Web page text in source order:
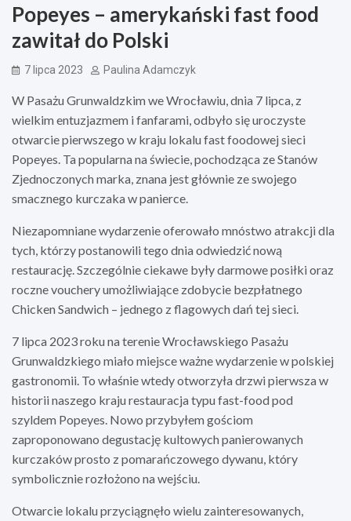
Popeyes – amerykański fast food
zawitał do Polski
7 lipca 2023 Paulina Adamczyk
W Pasażu Grunwaldzkim we Wrocławiu, dnia 7 lipca, z
wielkim entuzjazmem i fanfarami, odbyło się uroczyste
otwarcie pierwszego w kraju lokalu fast foodowej sieci
Popeyes. Ta popularna na świecie, pochodząca ze Stanów
Zjednoczonych marka, znana jest głównie ze swojego
smacznego kurczaka w panierce.
Niezapomniane wydarzenie oferowało mnóstwo atrakcji dla
tych, którzy postanowili tego dnia odwiedzić nową
restaurację. Szczególnie ciekawe były darmowe posiłki oraz
roczne vouchery umożliwiające zdobycie bezpłatnego
Chicken Sandwich – jednego z flagowych dań tej sieci.
7 lipca 2023 roku na terenie Wrocławskiego Pasażu
Grunwaldzkiego miało miejsce ważne wydarzenie w polskiej
gastronomii. To właśnie wtedy otworzyła drzwi pierwsza w
historii naszego kraju restauracja typu fast-food pod
szyldem Popeyes. Nowo przybyłem gościom
zaproponowano degustację kultowych panierowanych
kurczaków prosto z pomarańczowego dywanu, który
symbolicznie rozłożono na wejściu.
Otwarcie lokalu przyciągnęło wielu zainteresowanych,